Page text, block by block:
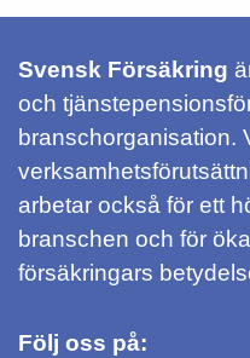
Svensk Försäkring
och
branschorganisation.
arbetar också för ett
branschen och för
försäkringars
Följ oss på: